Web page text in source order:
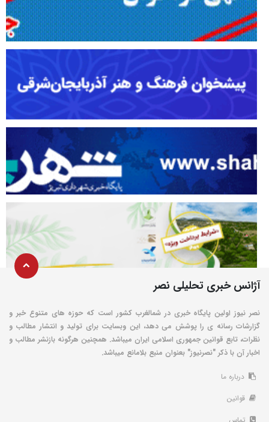
آژانس خبری تحلیلی نصر
نصر نیوز اولین پایگاه خبری در شمالغرب کشور است که حوزه های متنوع خبر و
گزارشات رسانه ی را پوشش می دهد، این وبسایت برای تولید و انتشار مطالب و
نظرات، تابع قوانین جمهوری اسلامی ایران میباشد. همچنین هرگونه بازنشر مطالب و
اخبار آن با ذکر "نصرنیوز" بعنوان منبع بلامانع میباشد.
درباره ما
قوانین
تماس